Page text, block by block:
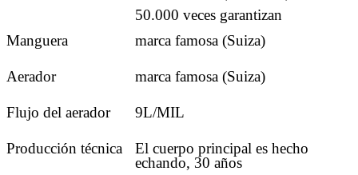
50.000 veces garantizan
Manguera
marca famosa (Suiza)
Aerador marca famosa (Suiza)
Flujo del aerador 9L/MIL
Producción técnica
El cuerpo principal es hecho
echando, 30 años